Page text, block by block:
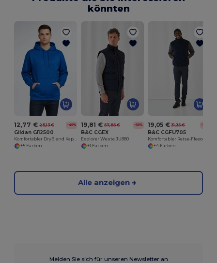
könnten
12,77 € 25,13 € -49%
Gildan GI12500
+5 Farben
19,81 € 57,85 € -66%
B&C CGEX
Explorer Weste JU880
+1 Farben
19,05 € 31,35 € -39%
B&C CGFU705
+4 Farben
Alle anzeigen
Melden Sie sich für unseren Newsletter an